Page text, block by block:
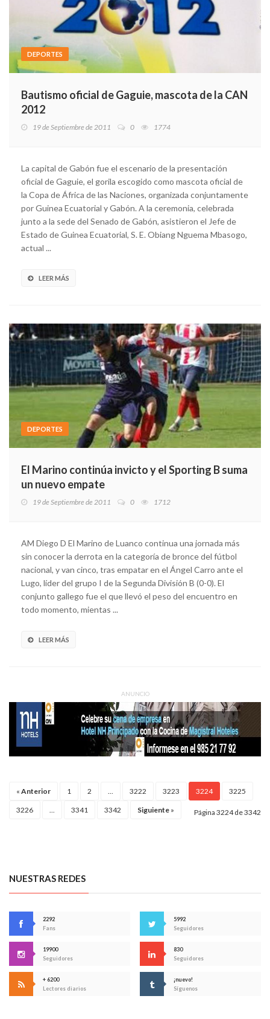
DEPORTES
Bautismo oficial de Gaguie, mascota de la CAN
2012
19 de Septiembre de 2011 0 1774
La capital de Gabón fue el escenario de la presentación
oficial de Gaguie, el gorila escogido como mascota oficial de
la Copa de África de las Naciones, organizada conjuntamente
por Guinea Ecuatorial y Gabón. A la ceremonia, celebrada
junto a la sede del Senado de Gabón, asistieron el Jefe de
Estado de Guinea Ecuatorial, S. E. Obiang Nguema Mbasogo,
actual ...
LEER MÁS
DEPORTES
El Marino continúa invicto y el Sporting B suma
un nuevo empate
19 de Septiembre de 2011 0 1712
AM Diego D El Marino de Luanco continua una jornada más
sin conocer la derrota en la categoría de bronce del fútbol
nacional, y van cinco, tras empatar en el Ángel Carro ante el
Lugo, líder del grupo I de la Segunda División B (0-0). El
conjunto gallego fue el que llevó el peso del encuentro en
todo momento, mientas ...
LEER MÁS
ANUNCIO
« Anterior 1 2 3222 3223 3224 3225
3226 3341 3342 Siguiente » Página 3224 de 3342
NUESTRAS REDES
2292
Fans
5992
Seguidores
19900
Seguidores
830
Seguidores
+ 6200
Lectores diarios
¡nuevo!
Síguenos